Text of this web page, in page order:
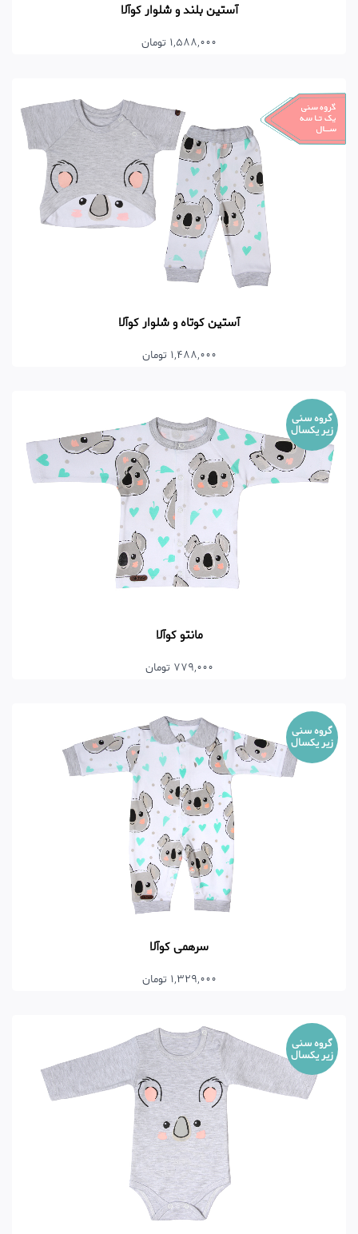
آستین بلند و شلوار کوآلا
1,588,000 تومان
آستین کوتاه و شلوار کوآلا
1,488,000 تومان
گروه سنی
زیر یکسال
مانتو کوآلا
779,000 تومان
گروه سنی
زیر یکسال
سرهمی کوآلا
1,329,000 تومان
گروه سنی
زیر یکسال